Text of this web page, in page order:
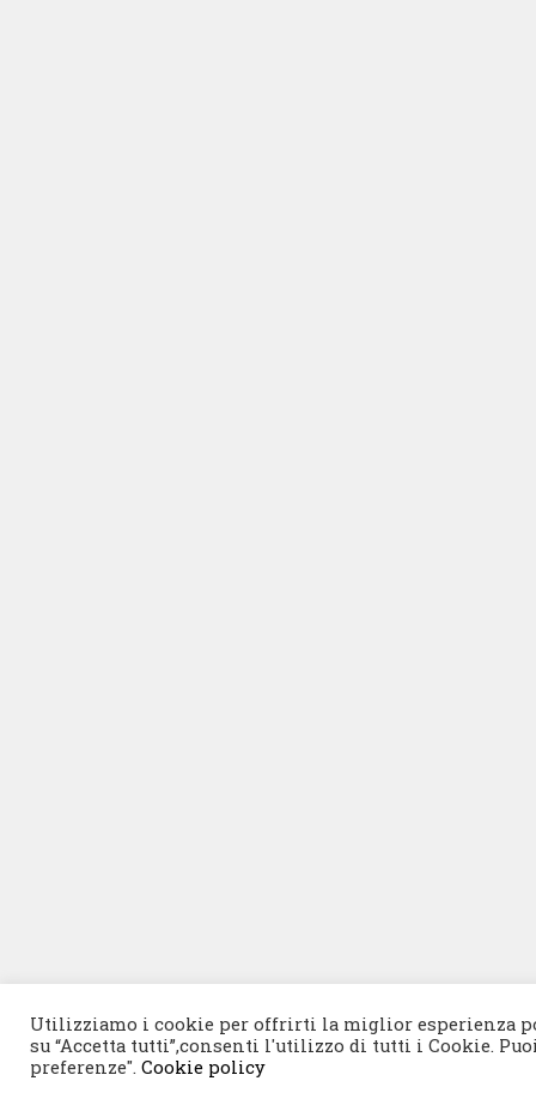
Utilizziamo i cookie per offrirti la miglior esperienza
su “Accetta tutti”,consenti l'utilizzo di tutti i Cookie.
preferenze". Cookie policy